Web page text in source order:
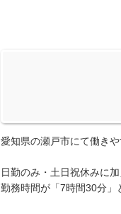
愛知県の瀬戸市にて働き
日勤のみ・土日祝休みに加
勤務時間が「7時間30分」